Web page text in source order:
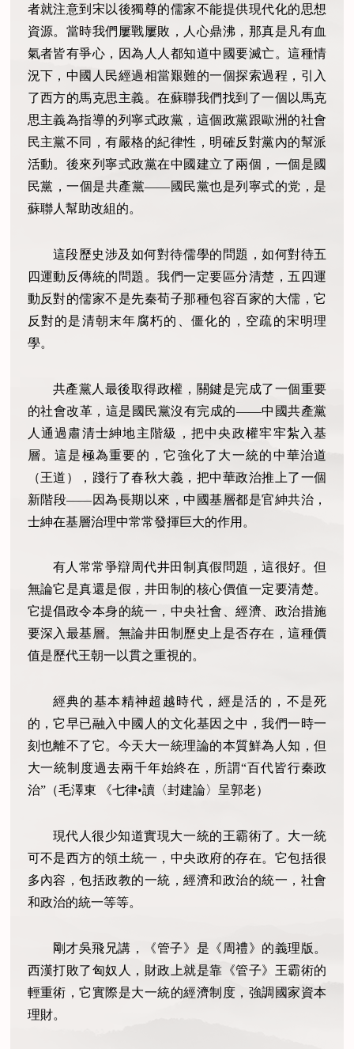
者就注意到宋以後獨尊的儒家不能提供現代化的思想
資源。當時我們屢戰屢敗，人心鼎沸，那真是凡有血
氣者皆有爭心，因為人人都知道中國要滅亡。這種情
況下，中國人民經過相當艱難的一個探索過程，引入
了西方的馬克思主義。在蘇聯我們找到了一個以馬克
思主義為指導的列寧式政黨，這個政黨跟歐洲的社會
民主黨不同，有嚴格的紀律性，明確反對黨內的幫派
活動。後來列寧式政黨在中國建立了兩個，一個是國
民黨，一個是共產黨——國民黨也是列寧式的党，是
蘇聯人幫助改組的。
這段歷史涉及如何對待儒學的問題，如何對待五
四運動反傳統的問題。我們一定要區分清楚，五四運
動反對的儒家不是先秦荀子那種包容百家的大儒，它
反對的是清朝末年腐朽的、僵化的，空疏的宋明理
學。
共產黨人最後取得政權，關鍵是完成了一個重要
的社會改革，這是國民黨沒有完成的——中國共產黨
人通過肅清士紳地主階級，把中央政權牢牢紮入基
層。這是極為重要的，它強化了大一統的中華治道
（王道），踐行了春秋大義，把中華政治推上了一個
新階段——因為長期以來，中國基層都是官紳共治，
士紳在基層治理中常常發揮巨大的作用。
有人常常爭辯周代井田制真假問題，這很好。但
無論它是真還是假，井田制的核心價值一定要清楚。
它提倡政令本身的統一，中央社會、經濟、政治措施
要深入最基層。無論井田制歷史上是否存在，這種價
值是歷代王朝一以貫之重視的。
經典的基本精神超越時代，經是活的，不是死
的，它早已融入中國人的文化基因之中，我們一時一
刻也離不了它。今天大一統理論的本質鮮為人知，但
大一統制度過去兩千年始終在，所謂“百代皆行秦政
治”（毛澤東 《七律•讀〈封建論〉呈郭老）
現代人很少知道實現大一統的王霸術了。大一統
可不是西方的領土統一，中央政府的存在。它包括很
多內容，包括政教的一統，經濟和政治的統一，社會
和政治的統一等等。
剛才吳飛兄講，《管子》是《周禮》的義理版。
西漢打敗了匈奴人，財政上就是靠《管子》王霸術的
輕重術，它實際是大一統的經濟制度，強調國家資本
理財。